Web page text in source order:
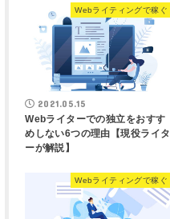
Webライティングで稼ぐ
2021.05.15
Webライターでの独立をおすす
めしない6つの理由【現役ライタ
ーが解説】
Webライティングで稼ぐ